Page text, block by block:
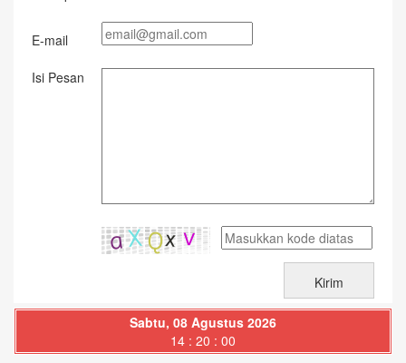
E-mail
Isi Pesan
Sabtu, 08 Agustus 2026
14 : 20 : 01